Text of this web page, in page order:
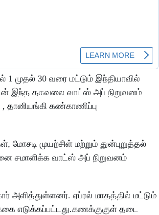
முதல் 30 வரை மட்டும் இந்தியாவில்
இந்த தகவலை வாட்ஸ் அப் நிறுவனம்
, தானியங்கி கண்காணிப்பு
முயற்சிள் மற்றும் துன்புறுத்தல்
சமாளிக்க வாட்ஸ் அப் நிறுவனம்
அளித்துள்ளனர். ஏப்ரல் மாதத்தில் மட்டும்
எடுக்கப்பட்டது.கணக்குகுள் தடை